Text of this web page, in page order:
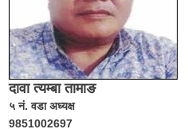
दावा त्यम्बा तामाङ
५ नं. वडा अध्यक्ष
9851002697